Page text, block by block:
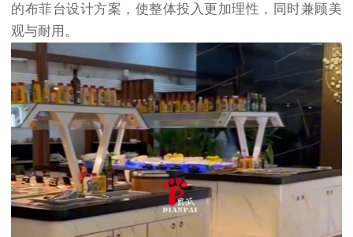
的布菲台设计方案，使整体投入更加理性，同时兼顾美
观与耐用。